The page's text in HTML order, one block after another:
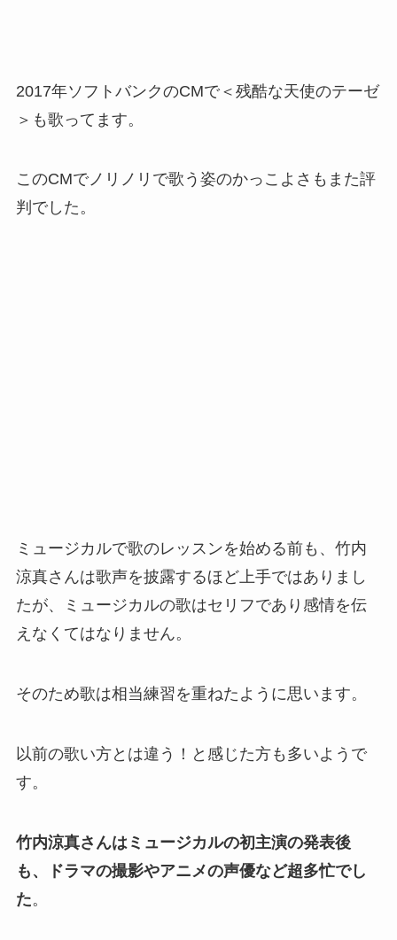
2017年ソフトバンクのCMで＜残酷な天使のテーゼ
＞も歌ってます。
このCMでノリノリで歌う姿のかっこよさもまた評
判でした。
ミュージカルで歌のレッスンを始める前も、竹内
涼真さんは歌声を披露するほど上手ではありまし
たが、ミュージカルの歌はセリフであり感情を伝
えなくてはなりません。
そのため歌は相当練習を重ねたように思います。
以前の歌い方とは違う！と感じた方も多いようで
す。
竹内涼真さんはミュージカルの初主演の発表後
も、ドラマの撮影やアニメの声優など超多忙でし
た。